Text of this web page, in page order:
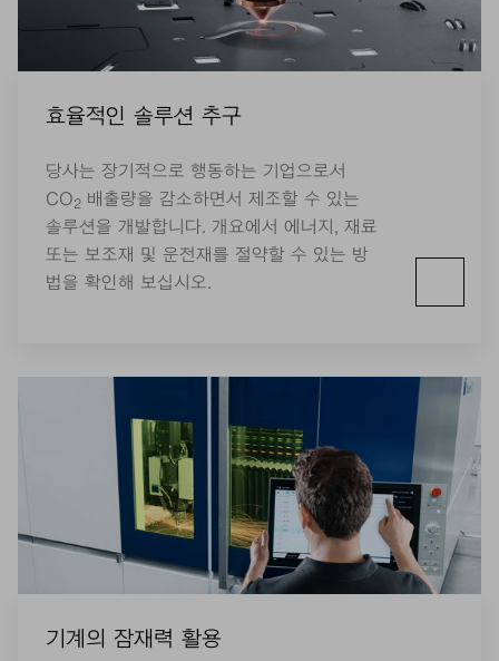
효율적인 솔루션 추구
당사는 장기적으로 행동하는 기업으로서
CO2 배출량을 감소하면서 제조할 수 있는
솔루션을 개발합니다. 개요에서 에너지, 재료
또는 보조재 및 운전재를 절약할 수 있는 방
법을 확인해 보십시오.
기계의 잠재력 활용